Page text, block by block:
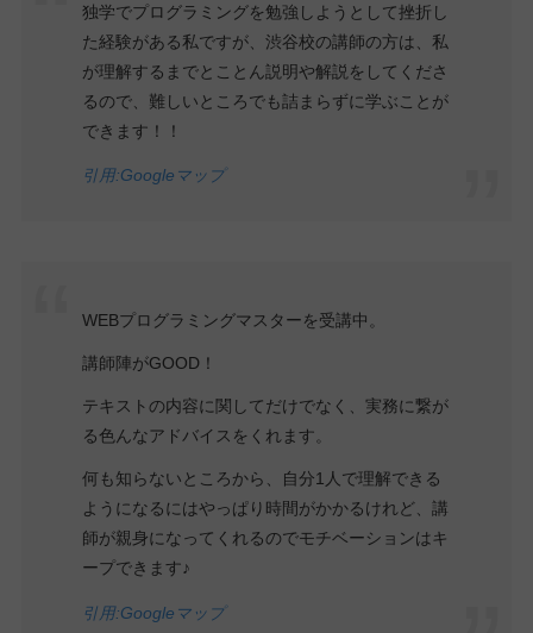
独学でプログラミングを勉強しようとして挫折し
た経験がある私ですが、渋谷校の講師の方は、私
が理解するまでとことん説明や解説をしてくださ
るので、難しいところでも詰まらずに学ぶことが
できます！！
引用:Googleマップ
WEBプログラミングマスターを受講中。
講師陣がGOOD！
テキストの内容に関してだけでなく、実務に繋が
る色んなアドバイスをくれます。
何も知らないところから、自分1人で理解できる
ようになるにはやっぱり時間がかかるけれど、講
師が親身になってくれるのでモチベーションはキ
ープできます♪
引用:Googleマップ